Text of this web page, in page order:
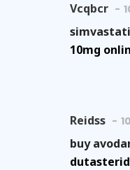
Vcqbcr
10mg
Reidss
buy